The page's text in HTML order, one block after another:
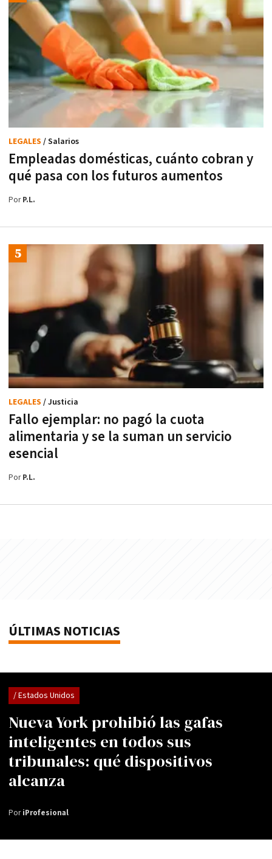
Empleadas domésticas, cuánto cobran y
qué pasa con los futuros aumentos
LEGALES / Salarios
PorP.L.
Fallo ejemplar: no pagó la cuota
alimentaria y se la suman un servicio
esencial
LEGALES / Justicia
PorP.L.
ÚLTIMAS NOTICIAS
Nueva York prohibió las gafas
inteligentes en todos sus
tribunales: qué dispositivos
alcanza
/ Estados Unidos
PoriProfesional